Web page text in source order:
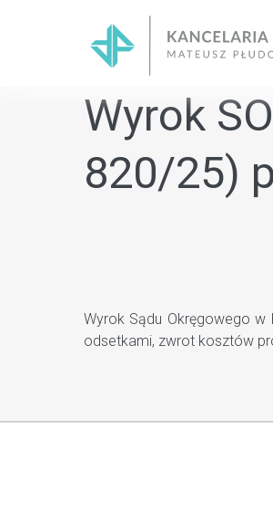
Wyrok
820/25)
Wyrok Sądu Okręgowego
odsetkami, zwrot kosztów